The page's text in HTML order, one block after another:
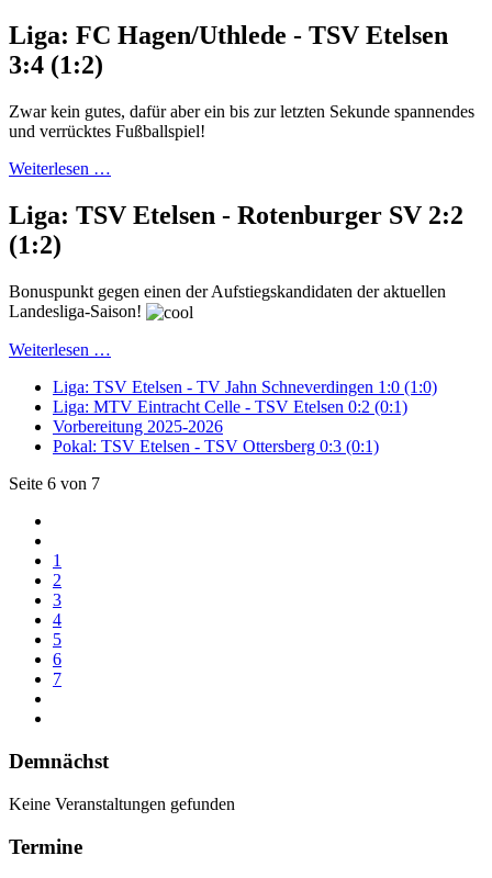
Liga: FC Hagen/Uthlede - TSV Etelsen
3:4 (1:2)
Zwar kein gutes, dafür aber ein bis zur letzten Sekunde spannendes
und verrücktes Fußballspiel!
Weiterlesen …
Liga: TSV Etelsen - Rotenburger SV 2:2
(1:2)
Bonuspunkt gegen einen der Aufstiegskandidaten der aktuellen
Landesliga-Saison!
Weiterlesen …
Liga: TSV Etelsen - TV Jahn Schneverdingen 1:0 (1:0)
Liga: MTV Eintracht Celle - TSV Etelsen 0:2 (0:1)
Vorbereitung 2025-2026
Pokal: TSV Etelsen - TSV Ottersberg 0:3 (0:1)
Seite 6 von 7
1
2
3
4
5
6
7
Demnächst
Keine Veranstaltungen gefunden
Termine